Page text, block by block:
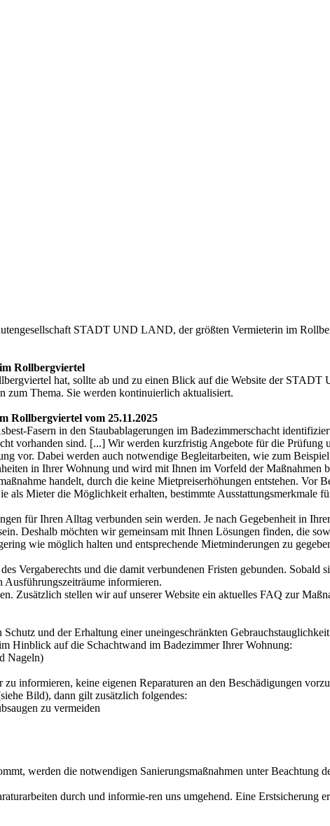
STADT UND LAND, der größten Vermieterin im
Rollbergviertel
hat, sollte ab und zu einen Blick auf die Website der
zum Thema. Sie werden kontinuierlich aktualisiert.
Rollbergviertel vom 25.11.2025
Fasern in den Staubablagerungen im Badezimmerschacht
vorhanden sind. [...] Wir werden kurzfristig Angebote für die
vor. Dabei werden auch notwendige Begleitarbeiten, wie zum
in Ihrer Wohnung und wird mit Ihnen im Vorfeld der Maßnahmen
handelt, durch die keine Mietpreiserhöhungen entstehen. Vor
als Mieter die Möglichkeit erhalten, bestimmte Ausstattungsmerkmale
für Ihren Alltag verbunden sein werden. Je nach Gegebenheit in
Deshalb möchten wir gemeinsam mit Ihnen Lösungen finden, die
wie möglich halten und entsprechende Mietminderungen zu
Vergaberechts und die damit verbundenen Fristen gebunden. Sobald
Ausführungszeiträume informieren.
Zusätzlich stellen wir auf unserer Website ein aktuelles FAQ zur
und der Erhaltung einer uneingeschränkten
Hinblick auf die Schachtwand im Badezimmer Ihrer Wohnung:
Nageln)
informieren, keine eigenen Reparaturen an den Beschädigungen
Bild), dann gilt zusätzlich folgendes:
zu vermeiden
werden die notwendigen Sanierungsmaßnahmen unter Beachtung
durch und informie-ren uns umgehend. Eine Erstsicherung